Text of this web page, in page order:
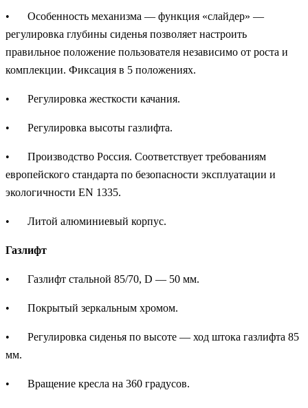
•
Особенность механизма — функция «слайдер» —
регулировка глубины сиденья позволяет настроить
правильное положение пользователя независимо от роста и
комплекции. Фиксация в 5 положениях.
• Регулировка жесткости качания.
• Регулировка высоты газлифта.
•
Производство Россия. Соответствует требованиям
европейского стандарта по безопасности эксплуатации и
экологичности EN 1335.
• Литой алюминиевый корпус.
Газлифт
• Газлифт стальной 85/70, D — 50 мм.
• Покрытый зеркальным хромом.
•
Регулировка сиденья по высоте — ход штока газлифта 85
мм.
• Вращение кресла на 360 градусов.